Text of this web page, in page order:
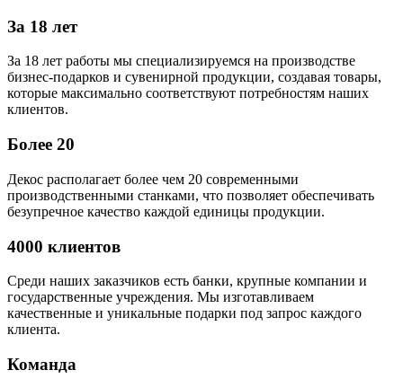
За 18 лет
За 18 лет работы мы специализируемся на производстве
бизнес-подарков и сувенирной продукции, создавая товары,
которые максимально соответствуют потребностям наших
клиентов.
Более 20
Декос располагает более чем 20 современными
производственными станками, что позволяет обеспечивать
безупречное качество каждой единицы продукции.
4000 клиентов
Среди наших заказчиков есть банки, крупные компании и
государственные учреждения. Мы изготавливаем
качественные и уникальные подарки под запрос каждого
клиента.
Команда